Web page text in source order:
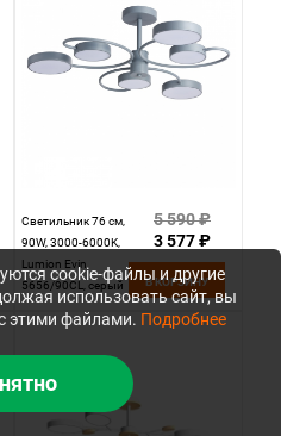
Светильник 76 см,
90W, 3000-6000K,
Lumion Evin
5656/90CL, серый
5 590 ₽
3 577 ₽
В КОРЗИНУ
cookie-файлы и другие
использовать сайт, вы
этими файлами. Подробнее